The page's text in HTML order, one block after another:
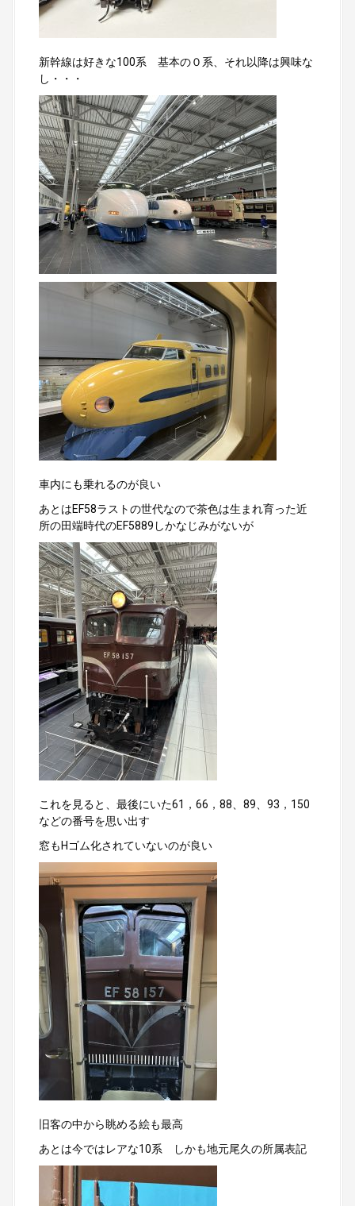
新幹線は好きな100系 基本の０系、それ以降は興味な
し・・・
車内にも乗れるのが良い
あとはEF58ラストの世代なので茶色は生まれ育った近
所の田端時代のEF5889しかなじみがないが
これを見ると、最後にいた61，66，88、89、93，150
などの番号を思い出す
窓もHゴム化されていないのが良い
旧客の中から眺める絵も最高
あとは今ではレアな10系 しかも地元尾久の所属表記